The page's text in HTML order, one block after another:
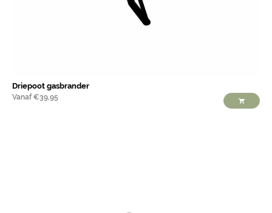
Driepoot gasbrander
Vanaf €39,95